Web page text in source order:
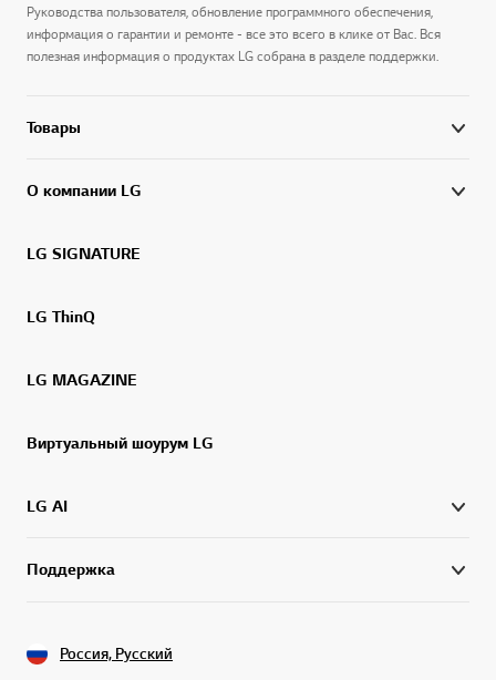
Руководства пользователя, обновление программного обеспечения,
информация о гарантии и ремонте - все это всего в клике от Вас. Вся
полезная информация о продуктах LG собрана в разделе поддержки.
Товары
О компании LG
LG SIGNATURE
LG ThinQ
LG MAGAZINE
Виртуальный шоурум LG
LG AI
Поддержка
Россия, Русский